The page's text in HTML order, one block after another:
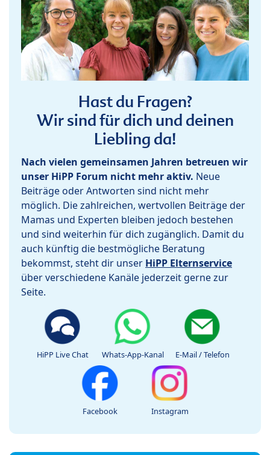
Hast du Fragen?
Wir sind für dich und deinen
Liebling da!
Nach vielen gemeinsamen Jahren betreuen wir
unser HiPP Forum nicht mehr aktiv. Neue
Beiträge oder Antworten sind nicht mehr
möglich. Die zahlreichen, wertvollen Beiträge der
Mamas und Experten bleiben jedoch bestehen
und sind weiterhin für dich zugänglich. Damit du
auch künftig die bestmögliche Beratung
bekommst, steht dir unser HiPP Elternservice
über verschiedene Kanäle jederzeit gerne zur
Seite.
HiPP Live Chat Whats-App-Kanal E-Mail / Telefon
Facebook Instagram